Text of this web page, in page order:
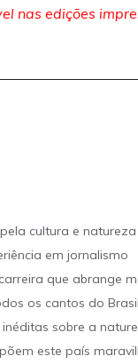
nas edições
cultura e natureza
em jornalismo
que abrange
os cantos do Brasil
sobre a
este país